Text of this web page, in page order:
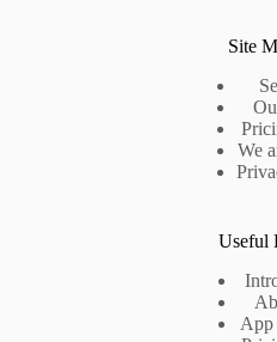
Site
We
Useful
App